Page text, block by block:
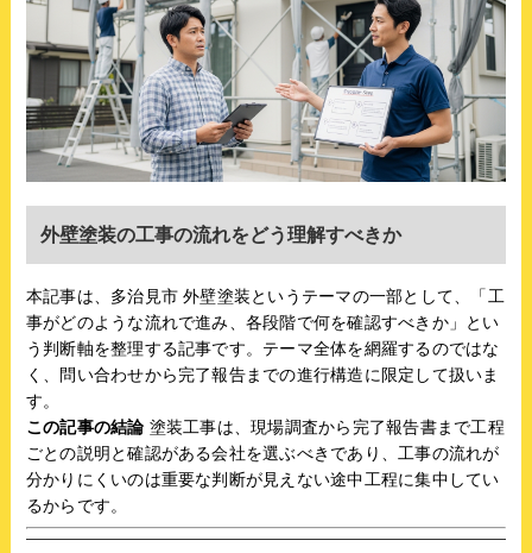
外壁塗装の工事の流れをどう理解すべきか
本記事は、多治見市 外壁塗装というテーマの一部として、「工
事がどのような流れで進み、各段階で何を確認すべきか」とい
う判断軸を整理する記事です。テーマ全体を網羅するのではな
く、問い合わせから完了報告までの進行構造に限定して扱いま
す。
この記事の結論 塗装工事は、現場調査から完了報告書まで工程
ごとの説明と確認がある会社を選ぶべきであり、工事の流れが
分かりにくいのは重要な判断が見えない途中工程に集中してい
るからです。